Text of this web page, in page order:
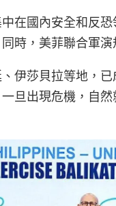
在國內安全和反
時，美菲聯合軍
伊莎貝拉等地，
旦出現危機，自然